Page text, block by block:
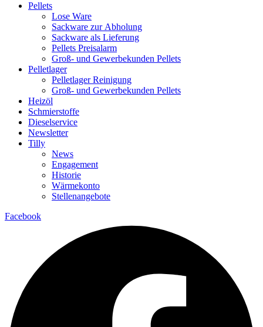
Pellets
Lose Ware
Sackware zur Abholung
Sackware als Lieferung
Pellets Preisalarm
Groß- und Gewerbekunden Pellets
Pelletlager
Pelletlager Reinigung
Groß- und Gewerbekunden Pellets
Heizöl
Schmierstoffe
Dieselservice
Newsletter
Tilly
News
Engagement
Historie
Wärmekonto
Stellenangebote
Facebook